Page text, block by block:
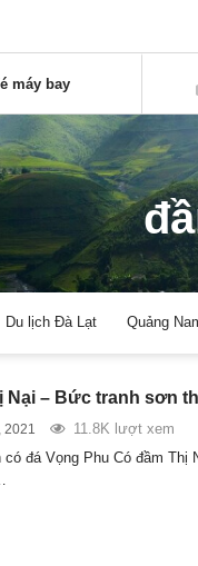
máy bay
Du lịch Đà Lạt Quảng
Nại – Bức tranh sơn
2021
11.8K lượt xem
có đá Vọng Phu Có đầm